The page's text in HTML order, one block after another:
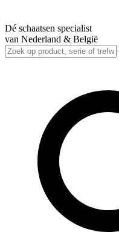
Dé schaatsen specialist
van Nederland & België